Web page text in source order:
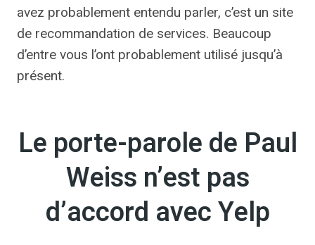
avez probablement entendu parler, c’est un site
de recommandation de services. Beaucoup
d’entre vous l’ont probablement utilisé jusqu’à
présent.
Le porte-parole de Paul
Weiss n’est pas
d’accord avec Yelp